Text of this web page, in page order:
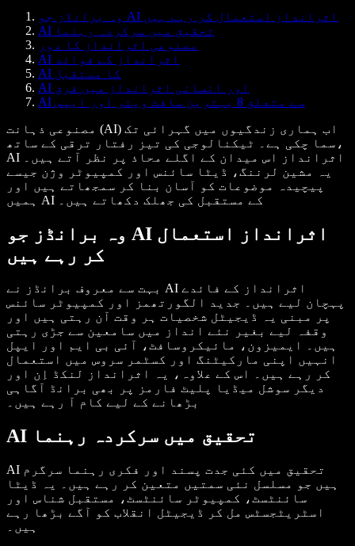
وہ برانڈز جو AI اثرانداز استعمال کر رہے ہیں
AI تحقیق میں سرکردہ رہنما
مصنوعی اثرانداز کا دور
AI اثرانداز کے فوائد
AI کا مستقبل
AI اور انسانی اثرانداز میں فرق
AI سے متعلق 8 بہترین سافٹ ویئر اور ایپس
مصنوعی ذہانت (AI) اب ہماری زندگیوں میں گہرائی تک
سما چکی ہے۔ ٹیکنالوجی کی تیز رفتار ترقی کے ساتھ،
AI اثرانداز اس میدان کے اگلے محاذ پر نظر آتے ہیں۔
یہ مشین لرننگ، ڈیٹا سائنس اور کمپیوٹر وژن جیسے
پیچیدہ موضوعات کو آسان بنا کر سمجھاتے ہیں اور
ہمیں AI کے مستقبل کی جھلک دکھاتے ہیں۔
وہ برانڈز جو AI اثرانداز استعمال
کر رہے ہیں
بہت سے معروف برانڈز نے AI اثرانداز کے فائدے
پہچان لیے ہیں۔ جدید الگورتھمز اور کمپیوٹر سائنس
پر مبنی یہ ڈیجیٹل شخصیات ہر وقت آن رہتی ہیں اور
وقفہ لیے بغیر نئے انداز میں سامعین سے جڑی رہتی
ہیں۔ ایمیزون، مائیکروسافٹ، آئی بی ایم اور ایپل
انہیں اپنی مارکیٹنگ اور کسٹمر سروس میں استعمال
کر رہے ہیں۔ اس کے علاوہ، یہ اثرانداز لنکڈ اِن اور
دیگر سوشل میڈیا پلیٹ فارمز پر بھی برانڈ آگاہی
بڑھانے کے لیے کام آ رہے ہیں۔
AI تحقیق میں سرکردہ رہنما
AI تحقیق میں کئی جدت پسند اور فکری رہنما سرگرم
ہیں جو مسلسل نئی سمتیں متعین کر رہے ہیں۔ یہ ڈیٹا
سائنٹسٹ، کمپیوٹر سائنٹسٹ، مستقبل شناس اور
اسٹریٹجسٹس مل کر ڈیجیٹل انقلاب کو آگے بڑھا رہے
ہیں۔